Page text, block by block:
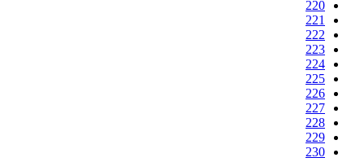
220
221
222
223
224
225
226
227
228
229
230